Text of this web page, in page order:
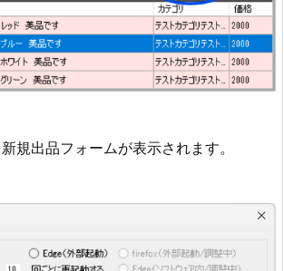
規出品フォームが表示されます。